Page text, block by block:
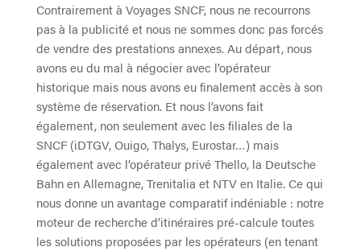
Contrairement à Voyages SNCF, nous ne recourrons
pas à la publicité et nous ne sommes donc pas forcés
de vendre des prestations annexes. Au départ, nous
avons eu du mal à négocier avec l’opérateur
historique mais nous avons eu finalement accès à son
système de réservation. Et nous l’avons fait
également, non seulement avec les filiales de la
SNCF (iDTGV, Ouigo, Thalys, Eurostar…) mais
également avec l’opérateur privé Thello, la Deutsche
Bahn en Allemagne, Trenitalia et NTV en Italie. Ce qui
nous donne un avantage comparatif indéniable : notre
moteur de recherche d’itinéraires pré-calcule toutes
les solutions proposées par les opérateurs (en tenant